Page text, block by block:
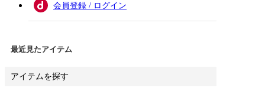
会員登録 / ログイン
最近見たアイテム
アイテムを探す